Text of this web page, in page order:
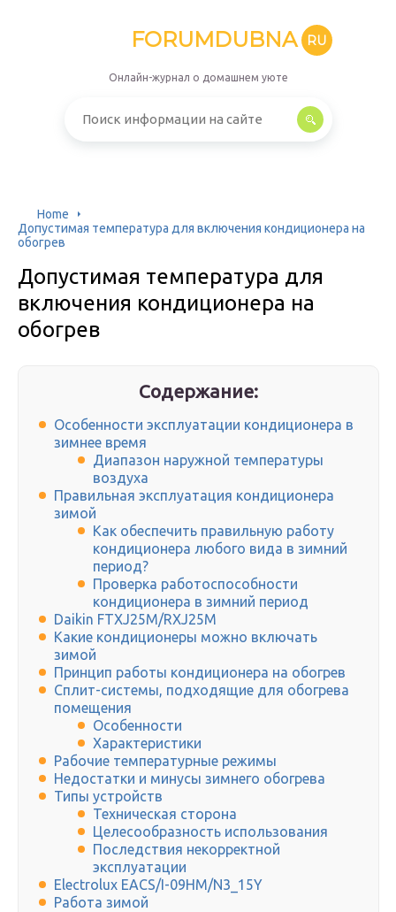
FORUMDUBNA RU
Онлайн-журнал о домашнем уюте
Home
Допустимая температура для включения кондиционера на
обогрев
Допустимая температура для
включения кондиционера на
обогрев
Содержание:
Особенности эксплуатации кондиционера в
зимнее время
Диапазон наружной температуры
воздуха
Правильная эксплуатация кондиционера
зимой
Как обеспечить правильную работу
кондиционера любого вида в зимний
период?
Проверка работоспособности
кондиционера в зимний период
Daikin FTXJ25M/RXJ25M
Какие кондиционеры можно включать
зимой
Принцип работы кондиционера на обогрев
Cплит-системы, подходящие для обогрева
помещения
Особенности
Характеристики
Рабочие температурные режимы
Недостатки и минусы зимнего обогрева
Типы устройств
Техническая сторона
Целесообразность использования
Последствия некорректной
эксплуатации
Electrolux EACS/I-09HM/N3_15Y
Работа зимой